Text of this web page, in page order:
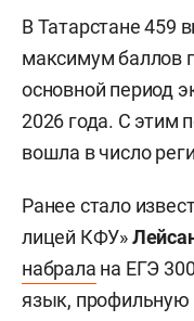
В Татарстане 459
максимум баллов
основной период
2026 года. С этим
вошла в число
Ранее стало
лицей КФУ»
набрала на ЕГЭ
язык,